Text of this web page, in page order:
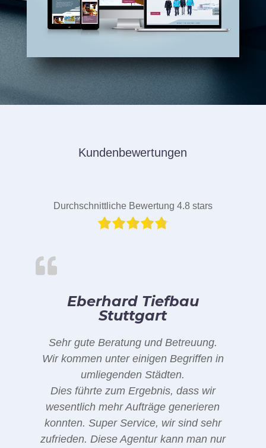
Kundenbewertungen
Durchschnittliche Bewertung 4.8 stars
Eberhard Tiefbau
Stuttgart
Sehr gute Beratung und Betreuung.
Wir kommen unter einigen Begriffen in
umliegenden Städten.
Dies führte zum Ergebnis, dass wir
wesentlich mehr Aufträge generieren
konnten. Super Service, wir sind sehr
zufrieden. Diese Agentur kann man nur